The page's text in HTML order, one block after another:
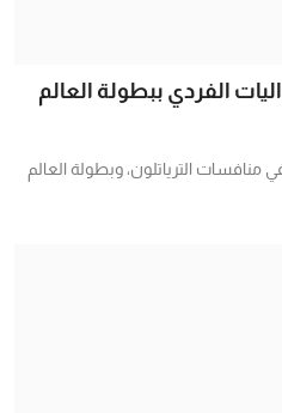
الفردي ببطولة العالم
مختلفة في منافسات الترياتلون، وبطولة العالم